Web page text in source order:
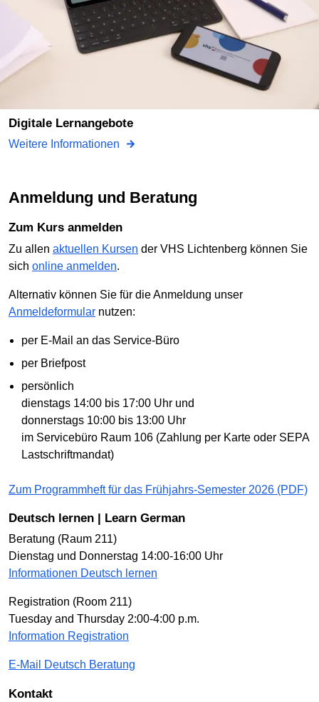
Digitale Lernangebote
Weitere Informationen
Anmeldung und Beratung
Zum Kurs anmelden
Zu allen aktuellen Kursen der VHS Lichtenberg können Sie
sich online anmelden.
Alternativ können Sie für die Anmeldung unser
Anmeldeformular nutzen:
per E-Mail an das Service-Büro
per Briefpost
persönlich
dienstags 14:00 bis 17:00 Uhr und
donnerstags 10:00 bis 13:00 Uhr
im Servicebüro Raum 106 (Zahlung per Karte oder SEPA
Lastschriftmandat)
Zum Programmheft für das Frühjahrs-Semester 2026 (PDF)
Deutsch lernen | Learn German
Beratung (Raum 211)
Dienstag und Donnerstag 14:00-16:00 Uhr
Informationen Deutsch lernen
Registration (Room 211)
Tuesday and Thursday 2:00-4:00 p.m.
Information Registration
E-Mail Deutsch Beratung
Kontakt